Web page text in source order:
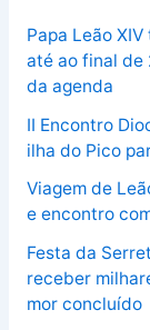
Papa Leão
até ao final de
da agenda
II Encontro
ilha do Pico
Viagem de
e encontro
Festa da
receber
mor concluído